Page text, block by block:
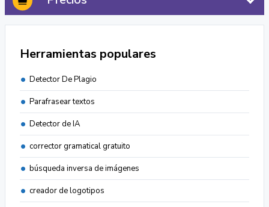
Herramientas populares
Detector De Plagio
Parafrasear textos
Detector de IA
corrector gramatical gratuito
búsqueda inversa de imágenes
creador de logotipos